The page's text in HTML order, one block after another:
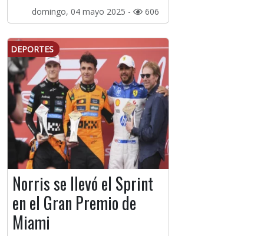
domingo, 04 mayo 2025 - 606
DEPORTES
Norris se llevó el Sprint
en el Gran Premio de
Miami